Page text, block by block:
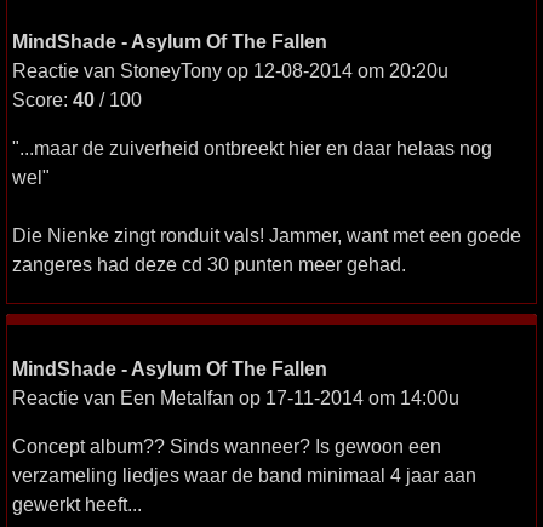
MindShade - Asylum Of The Fallen
Reactie van StoneyTony op 12-08-2014 om 20:20u
Score: 40 / 100
"...maar de zuiverheid ontbreekt hier en daar helaas nog
wel"
Die Nienke zingt ronduit vals! Jammer, want met een goede
zangeres had deze cd 30 punten meer gehad.
MindShade - Asylum Of The Fallen
Reactie van Een Metalfan op 17-11-2014 om 14:00u
Concept album?? Sinds wanneer? Is gewoon een
verzameling liedjes waar de band minimaal 4 jaar aan
gewerkt heeft...